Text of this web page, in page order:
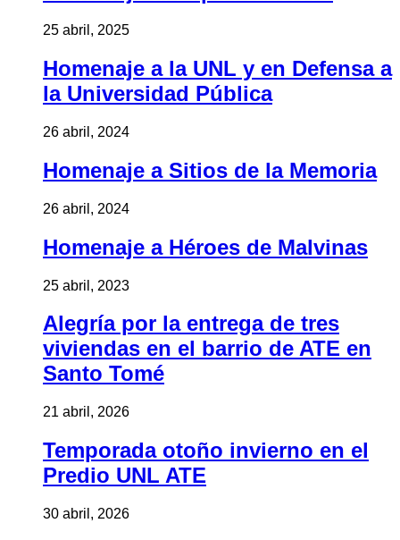
25 abril, 2025
Homenaje a la UNL y en Defensa a
la Universidad Pública
26 abril, 2024
Homenaje a Sitios de la Memoria
26 abril, 2024
Homenaje a Héroes de Malvinas
25 abril, 2023
Alegría por la entrega de tres
viviendas en el barrio de ATE en
Santo Tomé
21 abril, 2026
Temporada otoño invierno en el
Predio UNL ATE
30 abril, 2026